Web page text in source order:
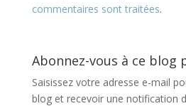
commentaires sont traitées.
Abonnez-vous à ce blog
Saisissez votre adresse e-mail
blog et recevoir une notification